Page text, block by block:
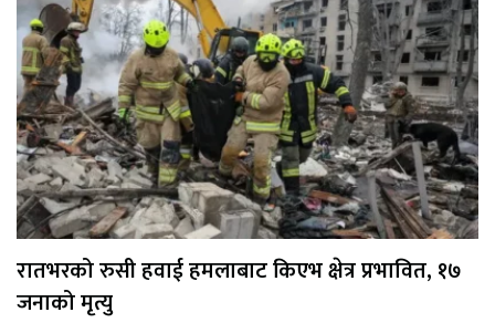
रातभरको रुसी हवाई हमलाबाट किएभ क्षेत्र प्रभावित, १७
जनाको मृत्यु